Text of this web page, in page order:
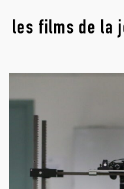
contenu
les films de la